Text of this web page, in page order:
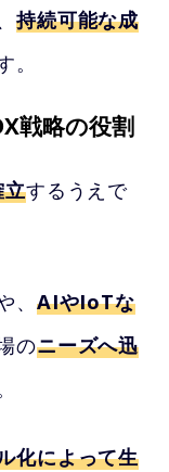
持続可能な成
戦略の役割
立するうえで
、 AIやIoTな
のニーズへ迅
化によって生